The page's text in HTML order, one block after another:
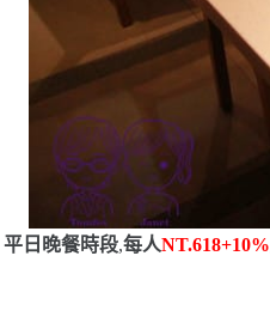
平日晚餐時段,每人NT.618+10%